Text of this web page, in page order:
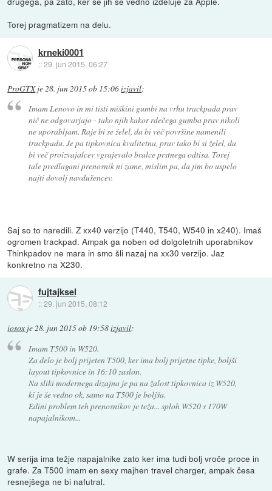
Torej pragmatizem na delu.
krneki0001
::29. jun 2015, 06:27
ProGTXje 28. jun 2015 ob 15:06izjavil:
Imam Lenovo in mi tisti miškini gumbi na vrhu trackpada prav
nič ne odgovarjajo - tako njih kakor rdečega gumba prav nikoli
ne uporabljam. Raje bi se želel, da bi več površine namenili
trackpadu. Je pa tipkovnica kvalitetna, prav tako bi si želel, da
bi več proizvajalcev vgrajevalo bralce prstnega odtisa. Torej
tale predlagani prenosnik ni zame, mislim pa, da jim bo uspelo
najti dovolj navdušencev.
Saj so to naredili. Z xx40 verzijo (T440, T540, W540 in x240). Imaš
ogromen trackpad. Ampak ga noben od dolgoletnih uporabnikov
Thinkpadov ne mara in smo šli nazaj na xx30 verzijo. Jaz
konkretno na X230.
fujtajksel
::29. jun 2015, 08:12
iosox je28. jun 2015 ob 19:58izjavil:
Imam T500 in W520.
Za delo je bolj prijeten T500, ker ima bolj prijetne tipke, boljši
layout tipkovnice in 16:10 zaslon.
Na sliki modernega dizajna je pa na žalost tipkovnica iz W520,
ki je še vedno ok, samo na T500 je boljša.
Edini problem teh prenosnikov je teža... sploh W520 s 170W
napajalnikom...
W serija ima težje napajalnike zato ker ima tudi bolj vroče proce in
grafe. Za T500 imam en sexy majhen travel charger, ampak česa
resnejšega ne bi nafutral.